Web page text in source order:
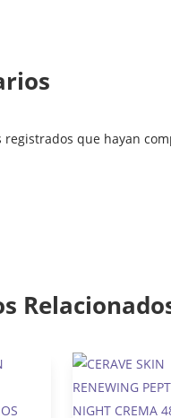
registrados que hayan